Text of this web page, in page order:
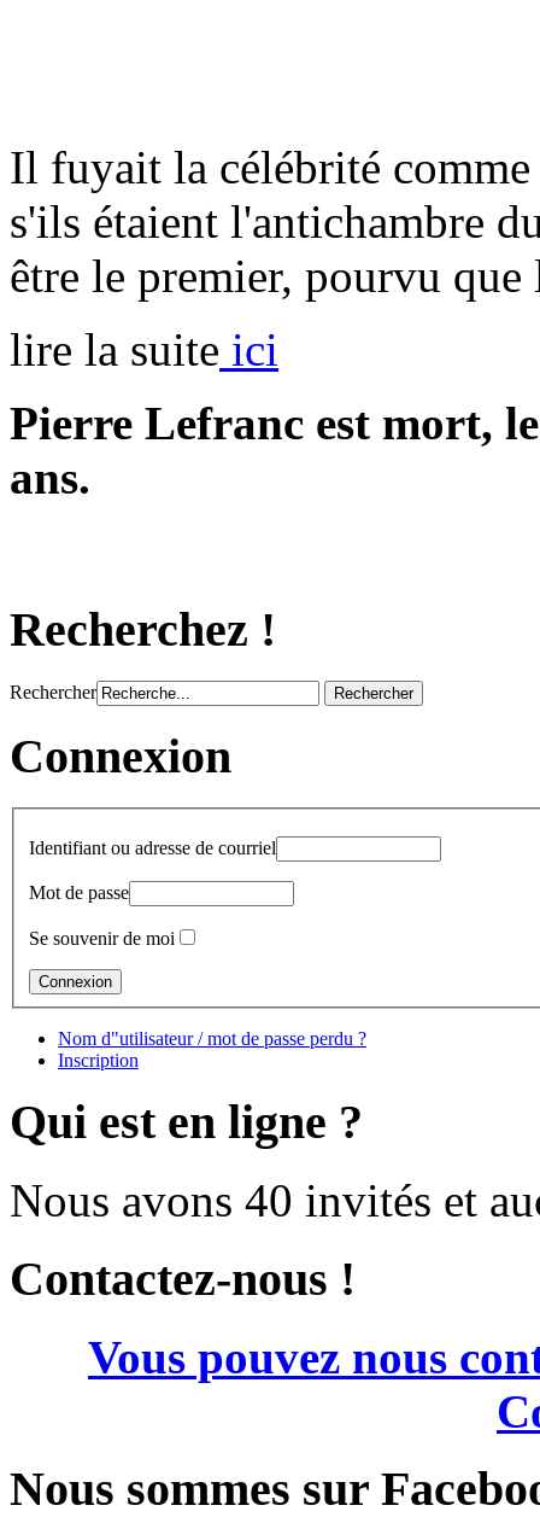
Il fuyait la célébrité comme
s'ils étaient l'an­tichambre
être le premier, pour­vu
lire la suite ici
Pierre Lefranc est mort,
ans.
Recherchez !
Rechercher
Connexion
Identifiant ou adresse de courriel
Mot de passe
Se souvenir de moi
Nom d"utilisateur / mot de passe perdu ?
Inscription
Qui est en ligne ?
Nous avons 40 invités et
Contactez-nous !
Vous pouvez nous
Nous sommes sur